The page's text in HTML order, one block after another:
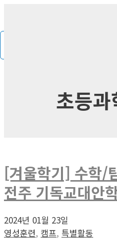
츠
건
초등
[겨울학기] 수학/
전주 기독교대안
2024년 01월 23일
영성훈련, 캠프, 특별활동